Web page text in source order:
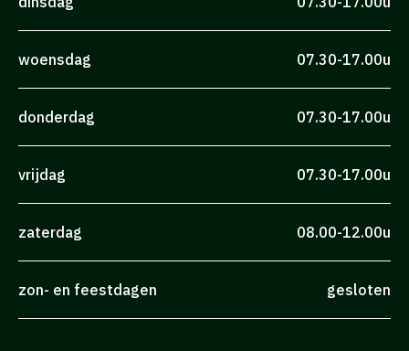
woensdag 07.30-17.00u
donderdag 07.30-17.00u
vrijdag 07.30-17.00u
zaterdag 08.00-12.00u
zon- en feestdagen gesloten